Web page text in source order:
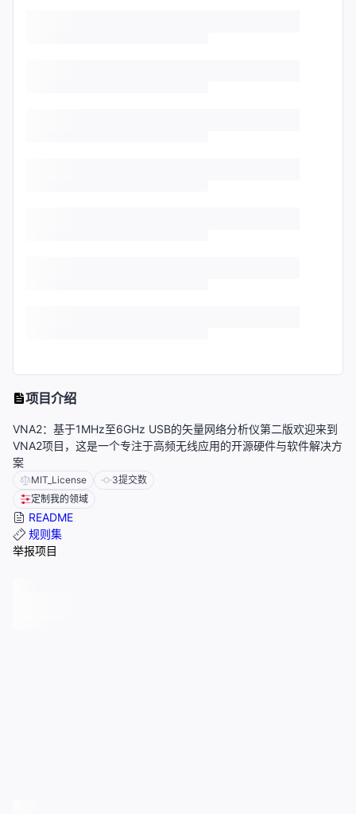
项目介绍
VNA2：基于1MHz至6GHz USB的矢量网络分析仪第二版欢迎来到
VNA2项目，这是一个专注于高频无线应用的开源硬件与软件解决方
案
MIT_License 3提交数
定制我的领域
README
规则集
举报项目